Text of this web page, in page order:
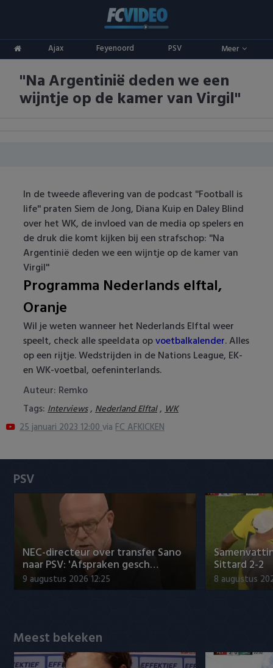
Ajax Feyenoord PSV Meer
ADO Den Haag
Ajax
AZ
FC Twente
FC Utrecht
Feyenoord
Heracles Almelo
NAC Breda
PEC Zwolle
PSV
Roda JC
SC Heerenveen
Sparta
Vitesse
VVV Venlo
Willem II
Competities
Eredivisie
Keuken Kampioen Divisie
Vrouwenvoetbal
Champions League
Europa League
Conference League
Oranje
''Na Argentinië deden we een
wijntje op de kamer van Virgil''
In de tweede aflevering van de podcast ''Football is
life'' praten Siem de Jong, Diana Kuip en Daley Blind
over het WK, de invloed van de media op spelers en
de druk die komt kijken bij een strafschop: ''Na
Argentinië deden we een wijntje op de kamer van
Virgil''
Programma Nederlands elftal,
Oranje
Wil je weten wanneer het Nederlands Elftal weer
speelt, check alle speeldata opvoetbalkalender. Alles
op een rijtje. Wedstrijden in de Nations League, EK-
en WK-voetbal, oefeninterlands.
Auteur: Remko
Tags: Interviews, Nederland Elftal, WK
25 januari 2023 12:00via FC AFKICKEN
PSV
NEC-directeur over transfer Sano
naar PSV: 'Afspraken gesch…
9 augustus 2026 12:25
Sittard 2-2
8 augustus
Meest bekeken